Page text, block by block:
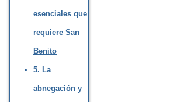
esenciales que
requiere San
Benito
5. La
abnegación y